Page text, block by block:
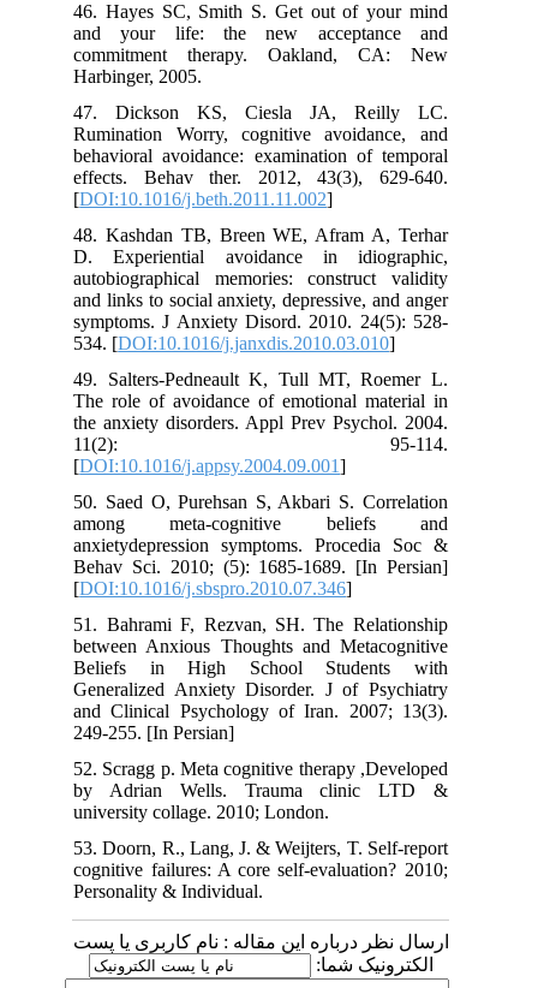
46. Hayes SC, Smith S. Get out of your mind
and your life: the new acceptance and
commitment therapy. Oakland, CA: New
Harbinger, 2005.
47. Dickson KS, Ciesla JA, Reilly LC.
Rumination Worry, cognitive avoidance, and
behavioral avoidance: examination of temporal
effects. Behav ther. 2012, 43(3), 629-640.
[DOI:10.1016/j.beth.2011.11.002
48. Kashdan TB, Breen WE, Afram A, Terhar
D. Experiential avoidance in idiographic,
autobiographical memories: construct validity
and links to social anxiety, depressive, and anger
symptoms. J Anxiety Disord. 2010. 24(5): 528-
534. [DOI:10.1016/j.janxdis.2010.03.010
49. Salters-Pedneault K, Tull MT, Roemer L.
The role of avoidance of emotional material in
the anxiety disorders. Appl Prev Psychol. 2004.
11(2): 95-114.
[DOI:10.1016/j.appsy.2004.09.001
50. Saed O, Purehsan S, Akbari S. Correlation
among meta-cognitive beliefs and
anxietydepression symptoms. Procedia Soc &
Behav Sci. 2010; (5): 1685-1689. [In Persian]
[DOI:10.1016/j.sbspro.2010.07.346
51. Bahrami F, Rezvan, SH. The Relationship
between Anxious Thoughts and Metacognitive
Beliefs in High School Students with
Generalized Anxiety Disorder. J of Psychiatry
and Clinical Psychology of Iran. 2007; 13(3).
249-255. [In Persian]
52. Scragg p. Meta cognitive therapy ,Developed
by Adrian Wells. Trauma clinic LTD &
university collage. 2010; London.
53. Doorn, R., Lang, J. & Weijters, T. Self-report
cognitive failures: A core self-evaluation? 2010;
Personality & Individual.
ارسال نظر درباره این مقاله : نام کاربری یا پست
الکترونیک شما: